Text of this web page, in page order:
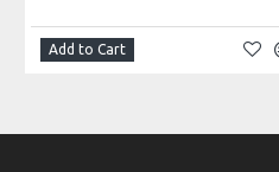
Add to Cart